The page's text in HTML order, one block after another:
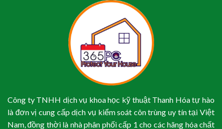
Công ty TNHH dịch vụ khoa học kỹ thuật Thanh Hóa tự hào
là đơn vị cung cấp dịch vụ kiểm soát côn trùng uy tín tại Việt
Nam, đồng thời là nhà phân phối cấp 1 cho các hãng hóa chất